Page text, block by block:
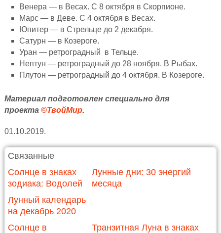
Венера — в Весах. С 8 октября в Скорпионе.
Марс — в Деве. С 4 октября в Весах.
Юпитер — в Стрельце до 2 декабря.
Сатурн — в Козероге.
Уран — ретроградный в Тельце.
Нептун — ретроградный до 28 ноября. В Рыбах.
Плутон — ретроградный до 4 октября. В Козероге.
Материал подготовлен специально для
проекта ©ТвойМир.
01.10.2019.
Связанные
Солнце в знаках
зодиака: Водолей
Лунные дни: 30 энергий
месяца
Лунный календарь
на декабрь 2020
Солнце в
Транзитная Луна в знаках